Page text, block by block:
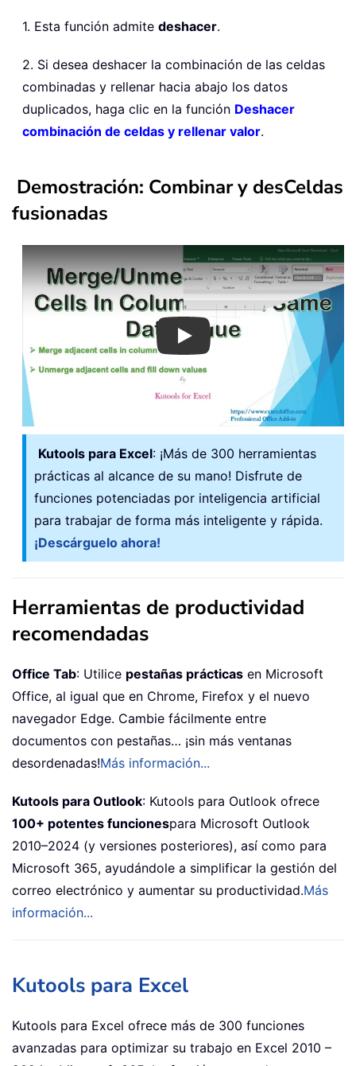
1. Esta función admite deshacer.
2. Si desea deshacer la combinación de las celdas
combinadas y rellenar hacia abajo los datos
duplicados, haga clic en la función Deshacer
combinación de celdas y rellenar valor.
Demostración: Combinar y desCeldas
fusionadas
Play
Kutools para Excel: ¡Más de 300 herramientas
prácticas al alcance de su mano! Disfrute de
funciones potenciadas por inteligencia artificial
para trabajar de forma más inteligente y rápida.
¡Descárguelo ahora!
Herramientas de productividad
recomendadas
Office Tab: Utilice pestañas prácticas en Microsoft
Office, al igual que en Chrome, Firefox y el nuevo
navegador Edge. Cambie fácilmente entre
documentos con pestañas… ¡sin más ventanas
desordenadas!Más información...
Kutools para Outlook: Kutools para Outlook ofrece
100+ potentes funcionespara Microsoft Outlook
2010–2024 (y versiones posteriores), así como para
Microsoft 365, ayudándole a simplificar la gestión del
correo electrónico y aumentar su productividad.Más
información...
Kutools para Excel
Kutools para Excel ofrece más de 300 funciones
avanzadas para optimizar su trabajo en Excel 2010 –